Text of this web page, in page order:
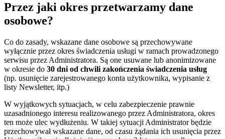
Przez jaki okres przetwarzamy dane
osobowe?
Co do zasady, wskazane dane osobowe są przechowywane
wyłącznie przez okres świadczenia usługi w ramach prowadzonego
serwisu przez Administratora. Są one usuwane lub anonimizowane
w okresie do 30 dni od chwili zakończenia świadczenia usług
(np. usunięcie zarejestrowanego konta użytkownika, wypisanie z
listy Newsletter, itp.)
W wyjątkowych sytuacjach, w celu zabezpieczenie prawnie
uzasadnionego interesu realizowanego przez Administratora, okres
ten może ulec wydłużeniu. W takiej sytuacji Administrator będzie
przechowywał wskazane dane, od czasu żądania ich usunięcia przez